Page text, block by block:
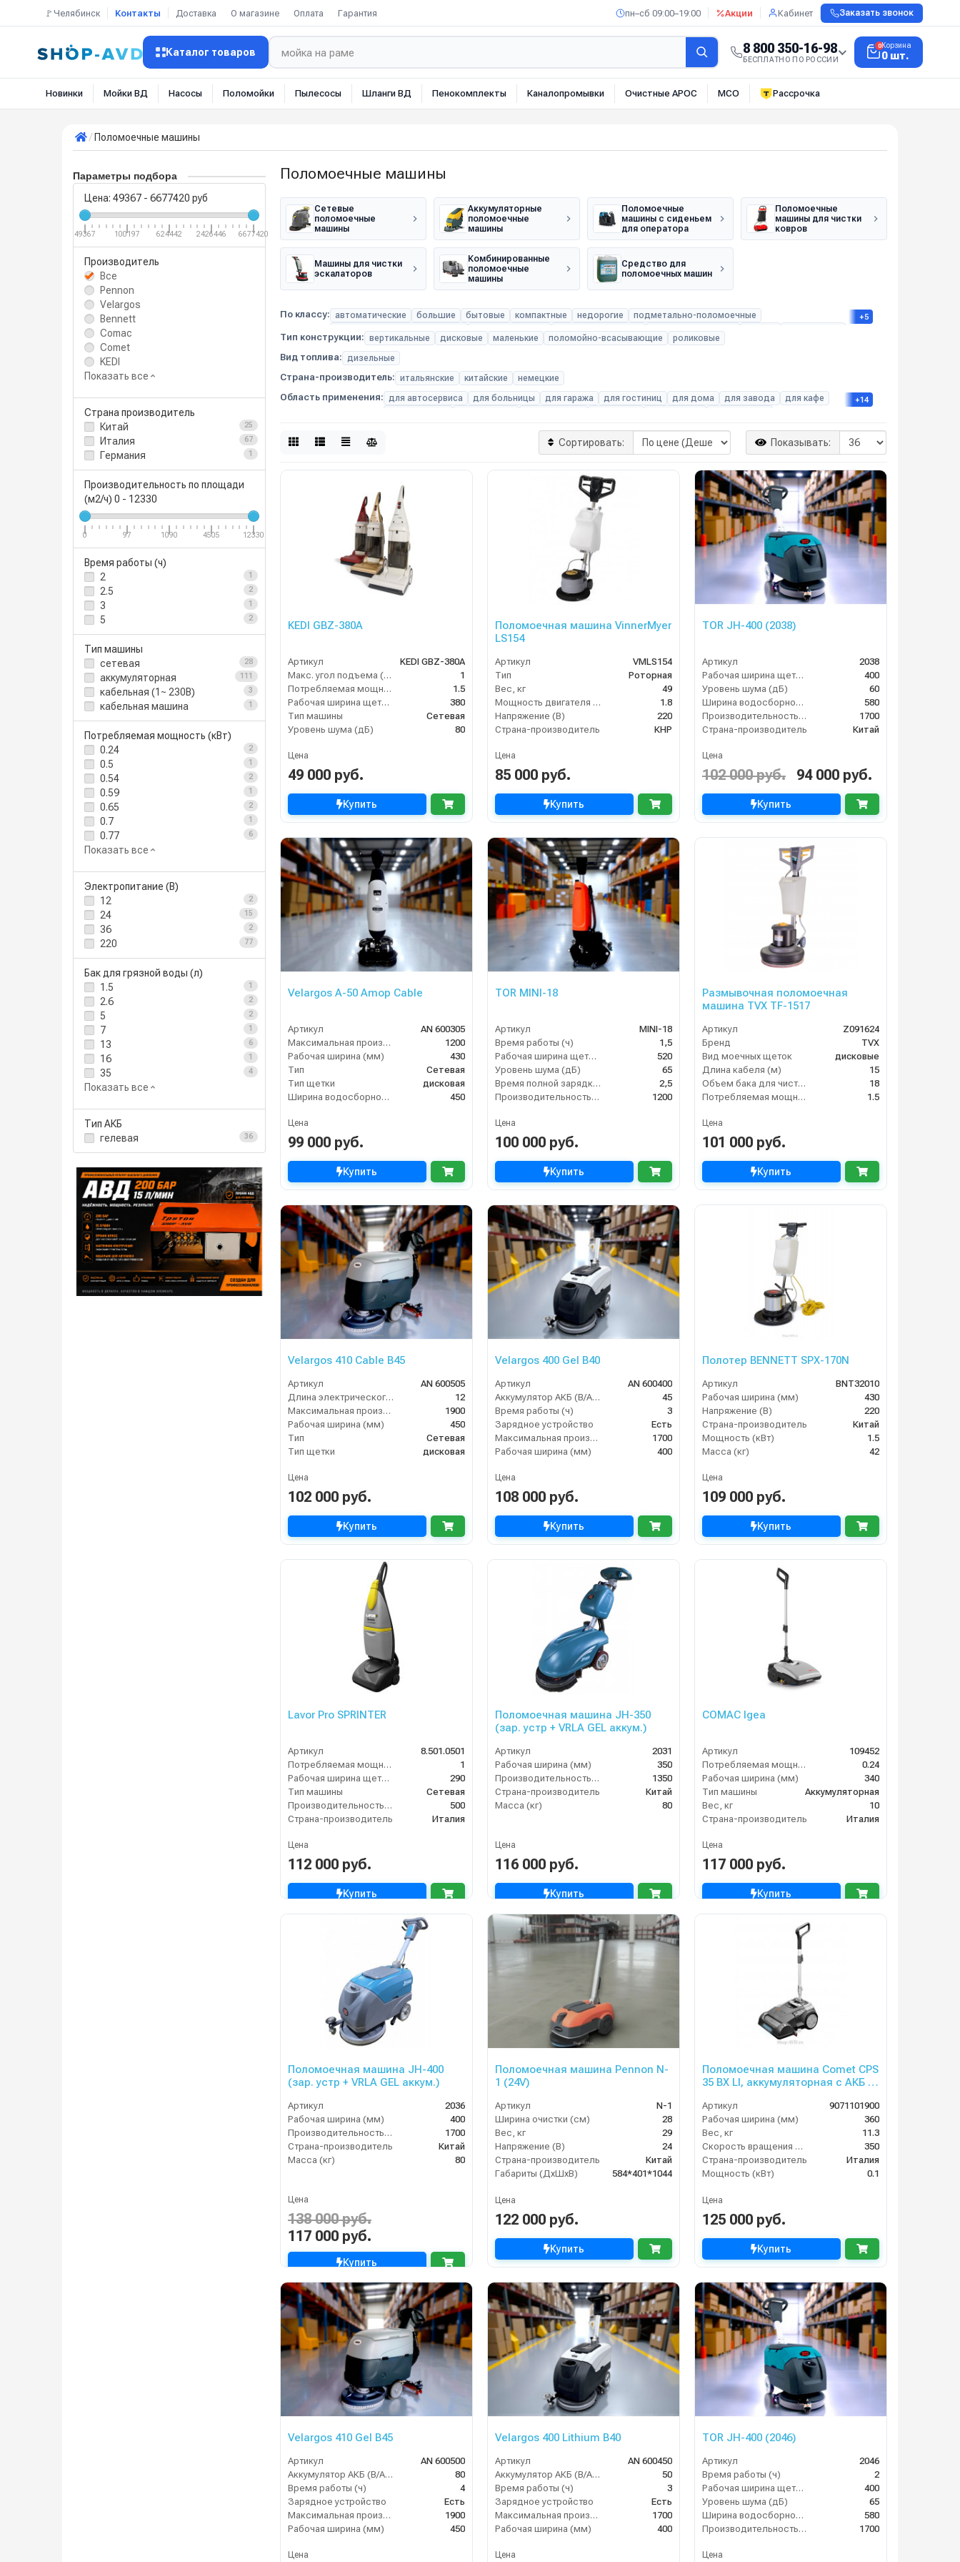
🚩Челябинск Контакты Доставка О магазине Оплата Гарантия пн–сб 09:00–19:00 Акции Кабинет Заказать звонок
Каталог товаров 8 800 350-16-98
БЕСПЛАТНО ПО РОССИИ
0Корзина
0 шт.
Новинки Мойки ВД Насосы Поломойки Пылесосы Шланги ВД Пенокомплекты Каналопромывки Очистные АРОС МСО Рассрочка
Поломоечные машины
Параметры подбора
Цена: 49367 - 6677420 руб
49367 100197 624442 2426446 6677420
Производитель
Все
Pennon
Velargos
Bennett
Comac
Comet
KEDI
Показать все
Страна производитель
Китай
25
Италия 67
Германия 1
Производительность по площади
(м2/ч) 0 - 12330
0 97 1090 4505 12330
Время работы (ч)
2
1
2.5 2
3 1
5 2
Тип машины
сетевая
28
аккумуляторная 111
кабельная (1~ 230В) 3
кабельная машина 1
Потребляемая мощность (кВт)
0.24
2
0.5 1
0.54 2
0.59 1
0.65 2
0.7 1
0.77 6
Показать все
Электропитание (В)
12
2
24 15
36 2
220 77
Бак для грязной воды (л)
1.5
1
2.6 2
5 2
7 1
13 6
16 1
35 4
Показать все
Тип АКБ
гелевая
36
Поломоечные машины
Сетевые
поломоечные
машины
Аккумуляторные
поломоечные
машины
Поломоечные
машины с сиденьем
для оператора
Поломоечные
машины для чистки
ковров
Машины для чистки
эскалаторов
Комбинированные
поломоечные
машины
Средство для
поломоечных машин
По классу: автоматические большие бытовые компактные недорогие
подметально-поломоечные
с литиевыми аккумуляторами
с нагревом воды профессиональные роботизированные
+5
Тип конструкции: вертикальные дисковые маленькие поломойно-всасывающие роликовые
Вид топлива: дизельные
Страна-производитель: итальянские китайские немецкие
Область применения: для автосервиса для больницы для гаража для гостиниц для дома для завода
для кафе
для торговых центров для школы промышленные
+14
Сортировать: Показывать:
KEDI GBZ-380A
Артикул
KEDI GBZ-380A
Макс. угол подъема (%)
1
Потребляемая мощность (кВт)
1.5
Рабочая ширина щеток (мм)
380
Тип машины
Сетевая
Уровень шума (дБ)
80
Цена
49 000 руб.
Купить
Поломоечная машина VinnerMyer
LS154
Артикул
VMLS154
Тип
Роторная
Вес, кг
49
Мощность двигателя (кВт)
1.8
Напряжение (В)
220
Страна-производитель
КНР
Цена
85 000 руб.
Купить
TOR JH-400 (2038)
Артикул
2038
Рабочая ширина щеток (мм)
400
Уровень шума (дБ)
60
Ширина водосборной рейки
580
Производительность по площади (м2/ч)
1700
Страна-производитель
Китай
Цена
102 000 руб. 94 000 руб.
Купить
Velargos A-50 Amop Cable
Артикул
AN 600305
Максимальная производительность (кв.м/час)
1200
Рабочая ширина (мм)
430
Тип
Сетевая
Тип щетки
дисковая
Ширина водосборной рейки
450
Цена
99 000 руб.
Купить
TOR MINI-18
Артикул
MINI-18
Время работы (ч)
1,5
Рабочая ширина щеток (мм)
520
Уровень шума (дБ)
65
Время полной зарядки аккумулятора (ч)
2,5
Производительность по площади (м2/ч)
1200
Цена
100 000 руб.
Купить
Размывочная поломоечная
машина TVX TF-1517
Артикул
Z091624
Бренд
TVX
Вид моечных щеток
дисковые
Длина кабеля (м)
15
Объем бака для чистой воды, л
18
Потребляемая мощность (кВт)
1.5
Цена
101 000 руб.
Купить
Velargos 410 Cable B45
Артикул
AN 600505
Длина электрического кабеля (м)
12
Максимальная производительность (кв.м/час)
1900
Рабочая ширина (мм)
450
Тип
Сетевая
Тип щетки
дисковая
Цена
102 000 руб.
Купить
Velargos 400 Gel B40
Артикул
AN 600400
Аккумулятор АКБ (В/А·ч)
45
Время работы (ч)
3
Зарядное устройство
Есть
Максимальная производительность (кв.м/час)
1700
Рабочая ширина (мм)
400
Цена
108 000 руб.
Купить
Полотер BENNETT SPX-170N
Артикул
BNT32010
Рабочая ширина (мм)
430
Напряжение (В)
220
Страна-производитель
Китай
Мощность (кВт)
1.5
Масса (кг)
42
Цена
109 000 руб.
Купить
Lavor Pro SPRINTER
Артикул
8.501.0501
Потребляемая мощность (кВт)
1
Рабочая ширина щеток (мм)
290
Тип машины
Сетевая
Производительность по площади (м2/ч)
500
Страна-производитель
Италия
Цена
112 000 руб.
Купить
Поломоечная машина JH-350
(зар. устр + VRLA GEL аккум.)
Артикул
2031
Рабочая ширина (мм)
350
Производительность по площади (м2/ч)
1350
Страна-производитель
Китай
Масса (кг)
80
Цена
116 000 руб.
Купить
COMAC Igea
Артикул
109452
Потребляемая мощность (кВт)
0.24
Рабочая ширина (мм)
340
Тип машины
Аккумуляторная
Вес, кг
10
Страна-производитель
Италия
Цена
117 000 руб.
Купить
Поломоечная машина JH-400
(зар. устр + VRLA GEL аккум.)
Артикул
2036
Рабочая ширина (мм)
400
Производительность по площади (м2/ч)
1700
Страна-производитель
Китай
Масса (кг)
80
Цена
138 000 руб.
117 000 руб.
Купить
Поломоечная машина Pennon N-
1 (24V)
Артикул
N-1
Ширина очистки (см)
28
Вес, кг
29
Напряжение (В)
24
Страна-производитель
Китай
Габариты (ДхШхВ)
584*401*1044
Цена
122 000 руб.
Купить
Поломоечная машина Comet CPS
35 BX LI, аккумуляторная с АКБ и
Артикул
9071101900
Рабочая ширина (мм)
360
Вес, кг
11.3
Скорость вращения щётки (об/мин)
350
Страна-производитель
Италия
Мощность (кВт)
0.1
Цена
125 000 руб.
Купить
Velargos 410 Gel B45
Артикул
AN 600500
Аккумулятор АКБ (В/А·ч)
80
Время работы (ч)
4
Зарядное устройство
Есть
Максимальная производительность (кв.м/час)
1900
Рабочая ширина (мм)
450
Цена
Velargos 400 Lithium B40
Артикул
AN 600450
Аккумулятор АКБ (В/А·ч)
50
Время работы (ч)
3
Зарядное устройство
Есть
Максимальная производительность (кв.м/час)
1700
Рабочая ширина (мм)
400
Цена
TOR JH-400 (2046)
Артикул
2046
Время работы (ч)
2
Рабочая ширина щеток (мм)
400
Уровень шума (дБ)
65
Ширина водосборной рейки
580
Производительность по площади (м2/ч)
1700
Цена